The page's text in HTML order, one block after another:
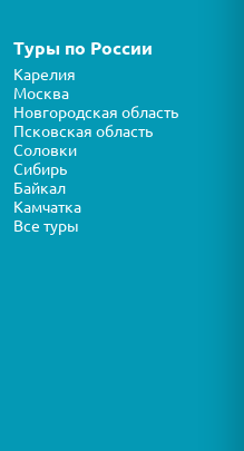
Туры по России
Карелия
Москва
Новгородская область
Псковская область
Соловки
Сибирь
Байкал
Камчатка
Все туры